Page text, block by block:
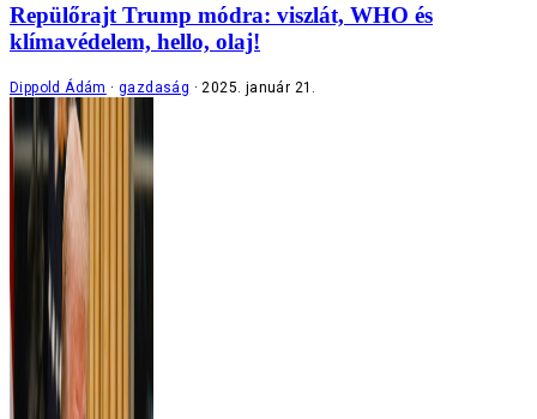
Repülőrajt Trump módra: viszlát, WHO és
klímavédelem, hello, olaj!
Dippold Ádám gazdaság 2025. január 21.